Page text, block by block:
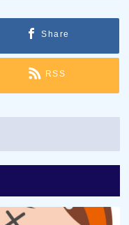
Share
RSS